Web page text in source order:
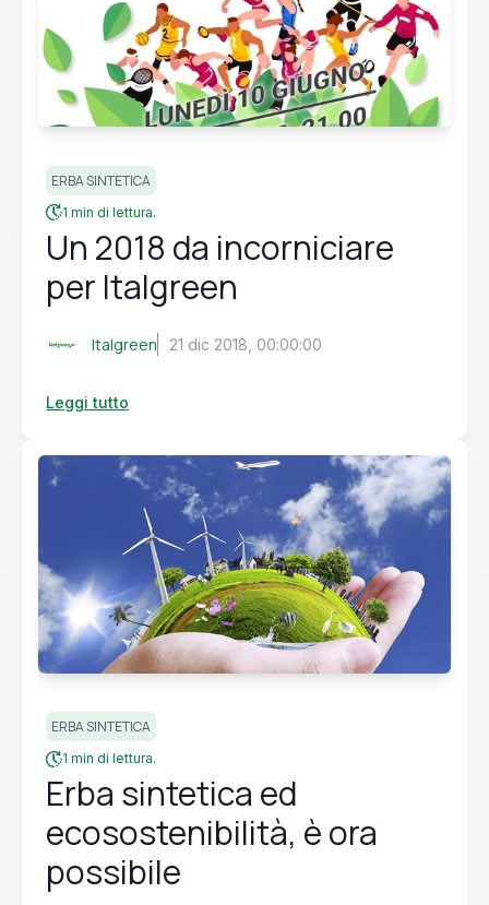
ERBA SINTETICA
1 min di lettura.
Un 2018 da incorniciare
per Italgreen
Italgreen 21 dic 2018, 00:00:00
Leggi tutto
ERBA SINTETICA
1 min di lettura.
Erba sintetica ed
ecosostenibilità, è ora
possibile